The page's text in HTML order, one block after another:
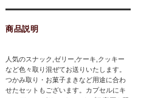
商品説明
人気のスナック,ゼリー,ケーキ,クッキー
など色々取り混ぜてお送りいたします。
つかみ取り・お菓子まきなど用途に合わ
せたセットもございます。カプセルにキ